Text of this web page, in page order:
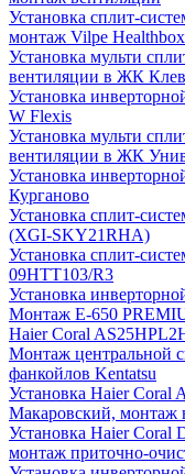
Установка сплит-
монтаж Vilpe
Установка мульти
вентиляции в ЖК
Установка
W Flexis
Установка мульти
вентиляции в ЖК
Установка
Курганово
Установка сплит-
(XGI-SKY21RHA)
Установка сплит-
09HTT103/R3
Установка
Монтаж E-650
Haier Coral
Монтаж центральной
фанкойлов Kentatsu
Установка Haier
Макаровский, монтаж
Установка Haier
монтаж приточно-